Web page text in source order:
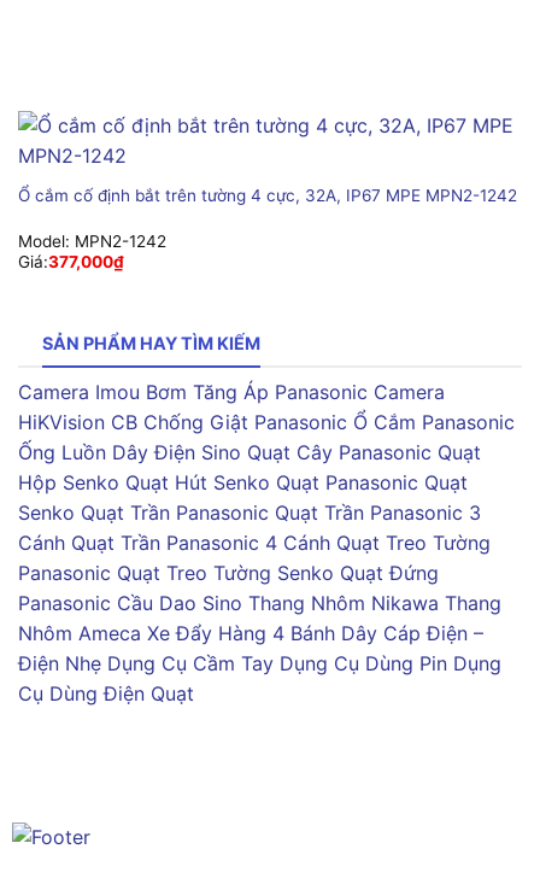
Ổ cắm cố định bắt trên tường 4 cực, 32A, IP67 MPE MPN2-1242
Model: MPN2-1242
Giá:377,000₫
SẢN PHẨM HAY TÌM KIẾM
Camera Imou Bơm Tăng Áp Panasonic Camera
HiKVision CB Chống Giật Panasonic Ổ Cắm Panasonic
Ống Luồn Dây Điện Sino Quạt Cây Panasonic Quạt
Hộp Senko Quạt Hút Senko Quạt Panasonic Quạt
Senko Quạt Trần Panasonic Quạt Trần Panasonic 3
Cánh Quạt Trần Panasonic 4 Cánh Quạt Treo Tường
Panasonic Quạt Treo Tường Senko Quạt Đứng
Panasonic Cầu Dao Sino Thang Nhôm Nikawa Thang
Nhôm Ameca Xe Đẩy Hàng 4 Bánh Dây Cáp Điện –
Điện Nhẹ Dụng Cụ Cầm Tay Dụng Cụ Dùng Pin Dụng
Cụ Dùng Điện Quạt